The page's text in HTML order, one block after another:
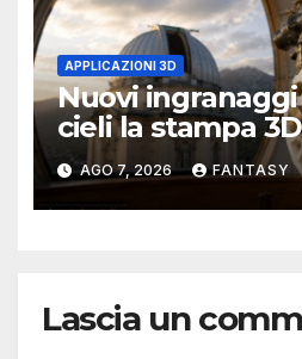
APPLICAZIONI 3D
Nuovi
cieli la stampa
un osservatorio
University of
Little Rock
AGO 7, 2026 FANTASY
Lascia un